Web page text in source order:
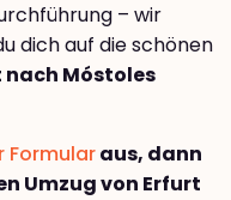
– wir
dich auf die schönen
nach Móstoles
Formularaus, dann
Umzug von Erfurt